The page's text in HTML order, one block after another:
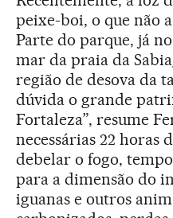
peixe-boi, o que não
Parte do parque, já
mar da praia da
região de desova da
dúvida o grande
Fortaleza”, resume
necessárias 22 horas
debelar o fogo,
para a dimensão do
iguanas e outros